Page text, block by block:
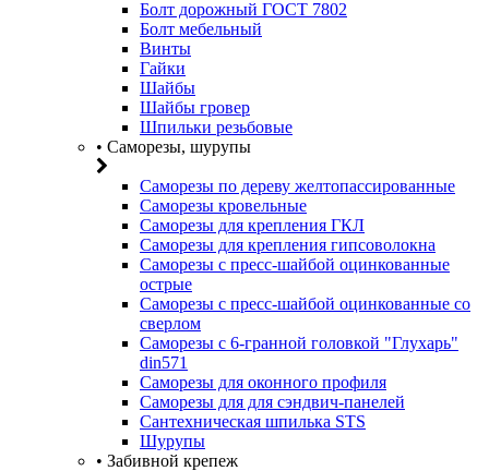
Болт дорожный ГОСТ 7802
Болт мебельный
Винты
Гайки
Шайбы
Шайбы гровер
Шпильки резьбовые
• Саморезы, шурупы
Саморезы по дереву желтопассированные
Саморезы кровельные
Саморезы для крепления ГКЛ
Саморезы для крепления гипсоволокна
Саморезы с пресс-шайбой оцинкованные
острые
Саморезы с пресс-шайбой оцинкованные со
сверлом
Саморезы с 6-гранной головкой "Глухарь"
din571
Саморезы для оконного профиля
Саморезы для для сэндвич-панелей
Сантехническая шпилька STS
Шурупы
• Забивной крепеж